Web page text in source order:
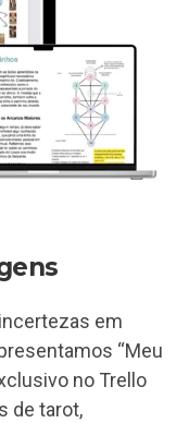
em
“Meu
no Trello
de tarot,